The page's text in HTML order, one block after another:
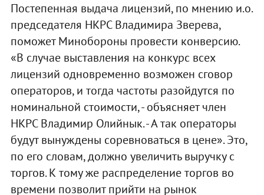
Постепенная выдача лицензий, по мнению и.о.
председателя НКРС Владимира Зверева,
поможет Минобороны провести конверсию.
«В случае выставления на конкурс всех
лицензий одновременно возможен сговор
операторов, и тогда частоты разойдутся по
номинальной стоимости, - объясняет член
НКРС Владимир Олийнык. - А так операторы
будут вынуждены соревноваться в цене». Это,
по его словам, должно увеличить выручку с
торгов. К тому же распределение торгов во
времени позволит прийти на рынок